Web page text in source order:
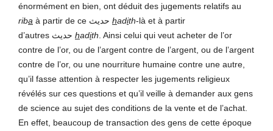
énormément en bien, ont déduit des jugements relatifs au
riba à partir de ce حديث hadith-là et à partir
d’autres حديث hadith . Ainsi celui qui veut acheter de l’or
contre de l’or, ou de l’argent contre de l’argent, ou de l’argent
contre de l’or, ou une nourriture humaine contre une autre,
qu’il fasse attention à respecter les jugements religieux
révélés sur ces questions et qu’il veille à demander aux gens
de science au sujet des conditions de la vente et de l’achat.
En effet, beaucoup de transaction des gens de cette époque